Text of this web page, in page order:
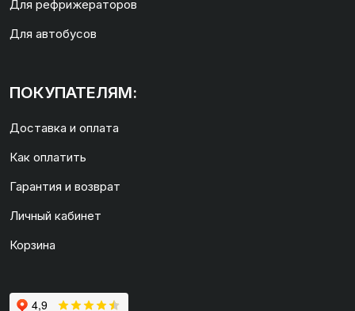
Для рефрижераторов
Для автобусов
ПОКУПАТЕЛЯМ:
Доставка и оплата
Как оплатить
Гарантия и возврат
Личный кабинет
Корзина